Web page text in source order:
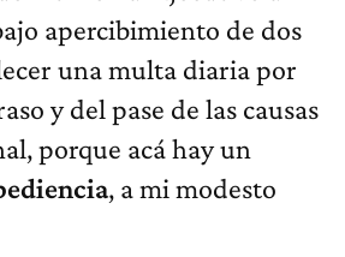
apercibimiento de dos
una multa diaria por
y del pase de las causas
porque acá hay un
, a mi modesto